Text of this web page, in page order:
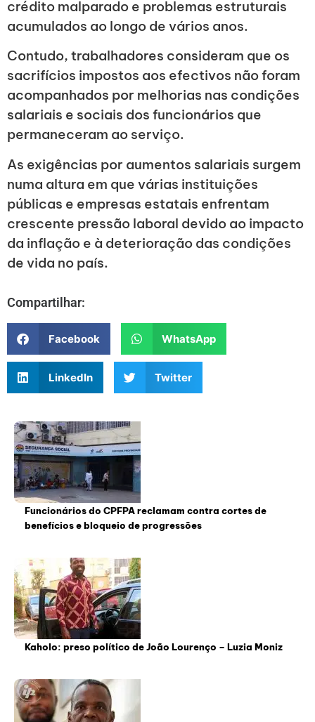
crédito malparado e problemas estruturais
acumulados ao longo de vários anos.
Contudo, trabalhadores consideram que os
sacrifícios impostos aos efectivos não foram
acompanhados por melhorias nas condições
salariais e sociais dos funcionários que
permaneceram ao serviço.
As exigências por aumentos salariais surgem
numa altura em que várias instituições
públicas e empresas estatais enfrentam
crescente pressão laboral devido ao impacto
da inflação e à deterioração das condições
de vida no país.
Compartilhar:
Facebook WhatsApp
LinkedIn Twitter
Funcionários do CPFPA reclamam contra cortes de
benefícios e bloqueio de progressões
Kaholo: preso político de João Lourenço – Luzia Moniz